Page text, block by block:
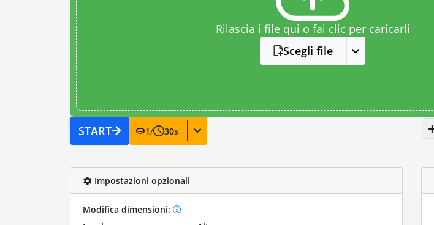
Rilascia i file qui o fai clic per caricarli
Scegli file
START 1/ 30s
Impostazioni opzionali
Modifica dimensioni: